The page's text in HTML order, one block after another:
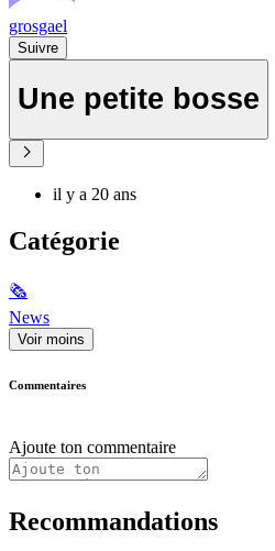
grosgael
Suivre
Une petite bosse
il y a 20 ans
Catégorie
🗞
News
Voir moins
Commentaires
Ajoute ton commentaire
Recommandations